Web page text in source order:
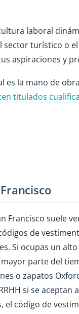
laboral
turístico o
aspiraciones y
la mano de
titulados
Francisco suele
de
Si ocupas un
parte del
o zapatos
si se aceptan
el código de